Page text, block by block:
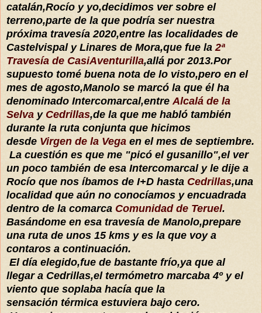
catalán,Rocío y yo,decidimos ver sobre el
terreno,parte de la que podría ser nuestra
próxima travesía 2020,entre las localidades de
Castelvispal y Linares de Mora,que fue la 2ª
Travesía de CasiAventurilla,allá por 2013.Por
supuesto tomé buena nota de lo visto,pero en el
mes de agosto,Manolo se marcó la que él ha
denominado Intercomarcal,entre Alcalá de la
Selva y Cedrillas,de la que me habló también
durante la ruta conjunta que hicimos
desde Virgen de la Vega en el mes de septiembre.
La cuestión es que me "picó el gusanillo",el ver
un poco también de esa Intercomarcal y le dije a
Rocío que nos íbamos de I+D hasta Cedrillas,una
localidad que aún no conocíamos y encuadrada
dentro de la comarca Comunidad de Teruel.
Basándome en esa travesía de Manolo,prepare
una ruta de unos 15 kms y es la que voy a
contaros a continuación.
El día elegido,fue de bastante frío,ya que al
llegar a Cedrillas,el termómetro marcaba 4º y el
viento que soplaba hacía que la
sensación térmica estuviera bajo cero.